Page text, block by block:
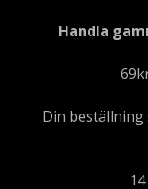
Handla
Din beställning